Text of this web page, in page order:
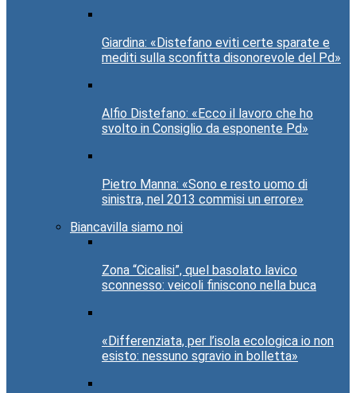
Giardina: «Distefano eviti certe sparate e
mediti sulla sconfitta disonorevole del Pd»
Alfio Distefano: «Ecco il lavoro che ho
svolto in Consiglio da esponente Pd»
Pietro Manna: «Sono e resto uomo di
sinistra, nel 2013 commisi un errore»
Biancavilla siamo noi
Zona “Cicalisi”, quel basolato lavico
sconnesso: veicoli finiscono nella buca
«Differenziata, per l’isola ecologica io non
esisto: nessuno sgravio in bolletta»